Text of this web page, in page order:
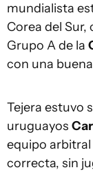
mundialista
Corea del
Grupo A de la
con una
Tejera estuvo
uruguayos
equipo
correcta, sin